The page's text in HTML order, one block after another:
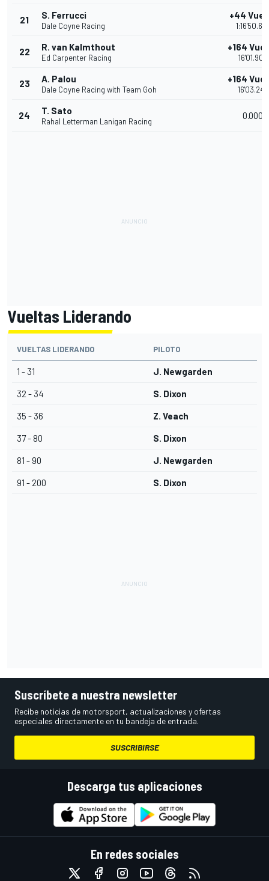
21 S. Ferrucci
Dale Coyne Racing
+44
22 R. van Kalmthout
Ed Carpenter Racing
+164
23 A. Palou
Dale Coyne Racing with Team Goh
+164
24 T. Sato
Rahal Letterman Lanigan Racing
0.0000
Vueltas Liderando
VUELTAS LIDERANDO PILOTO
1 - 31 J. Newgarden
32 - 34 S. Dixon
35 - 36 Z. Veach
37 - 80 S. Dixon
81 - 90 J. Newgarden
91 - 200 S. Dixon
Suscríbete a nuestra newsletter
Recibe noticias de motorsport, actualizaciones y ofertas
especiales directamente en tu bandeja de entrada.
SUSCRIBIRSE
Descarga tus aplicaciones
En redes sociales